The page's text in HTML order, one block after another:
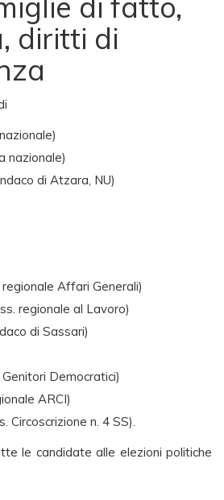
diritti di
nazionale)
di Atzara, NU)
regionale Affari Generali)
regionale al Lavoro)
di Sassari)
Genitori Democratici)
ARCI)
Circoscrizione n. 4 SS).
le candidate alle elezioni politiche